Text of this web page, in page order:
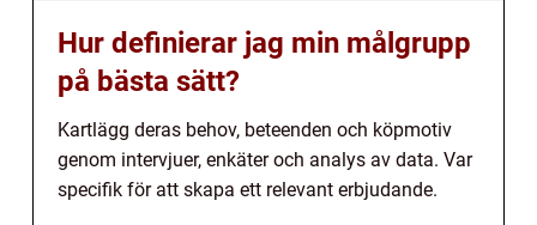
Hur definierar jag min målgrupp
på bästa sätt?
Kartlägg deras behov, beteenden och köpmotiv
genom intervjuer, enkäter och analys av data. Var
specifik för att skapa ett relevant erbjudande.